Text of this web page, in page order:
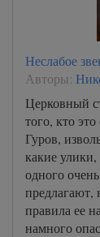
Неслабое
Авторы:
Церковный
того, кто
Гуров,
какие
одного
предлагают,
правила ее
намного